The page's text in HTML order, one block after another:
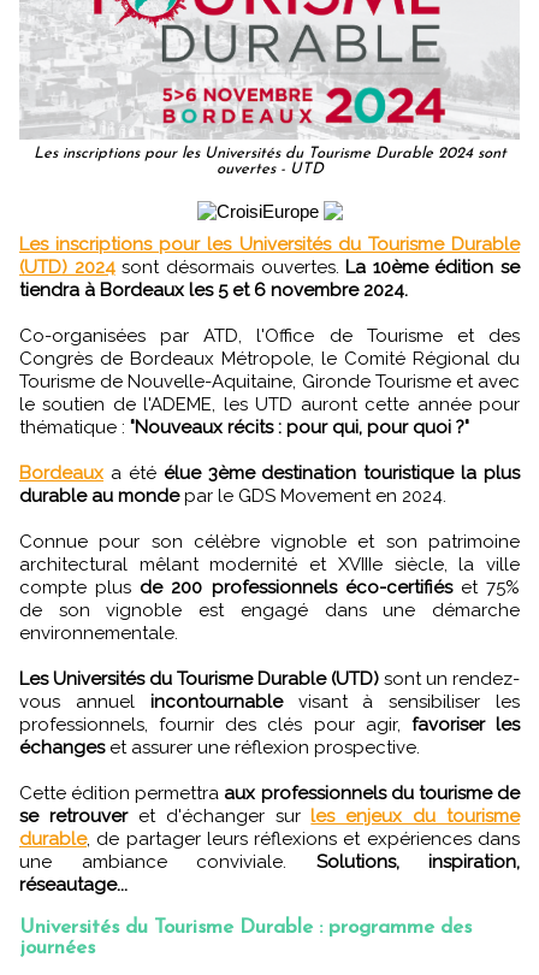
Les inscriptions pour les Universités du Tourisme Durable 2024 sont
ouvertes - UTD
Les inscriptions pour les Universités du Tourisme Durable
(UTD) 2024sont désormais ouvertes. La 10ème édition se
tiendra à Bordeaux les 5 et 6 novembre 2024.
Co-organisées par ATD, l'Office de Tourisme et des
Congrès de Bordeaux Métropole, le Comité Régional du
Tourisme de Nouvelle-Aquitaine, Gironde Tourisme et avec
le soutien de l'ADEME, les UTD auront cette année pour
thématique : "Nouveaux récits : pour qui, pour quoi ?"
Bordeaux a été élue 3ème destination touristique la plus
durable au mondepar le GDS Movement en 2024.
Connue pour son célèbre vignoble et son patrimoine
architectural mêlant modernité et XVIIIe siècle, la ville
compte plus de 200 professionnels éco-certifiéset 75%
de son vignoble est engagé dans une démarche
environnementale.
Les Universités du Tourisme Durable (UTD) sont un rendez-
vous annuel incontournablevisant à sensibiliser les
professionnels, fournir des clés pour agir, favoriser les
échangeset assurer une réflexion prospective.
Cette édition permettra aux professionnels du tourisme de
se retrouveret d'échanger surles enjeux du tourisme
durable, de partager leurs réflexions et expériences dans
une ambiance conviviale. Solutions, inspiration,
réseautage...
Universités du Tourisme Durable : programme des
journées